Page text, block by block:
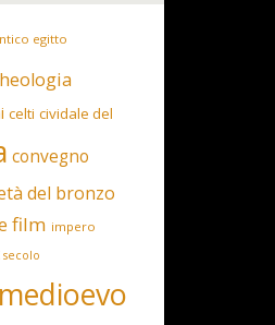
egitto
celti cividale del
convegno
del bronzo
film impero
secolo
medioevo